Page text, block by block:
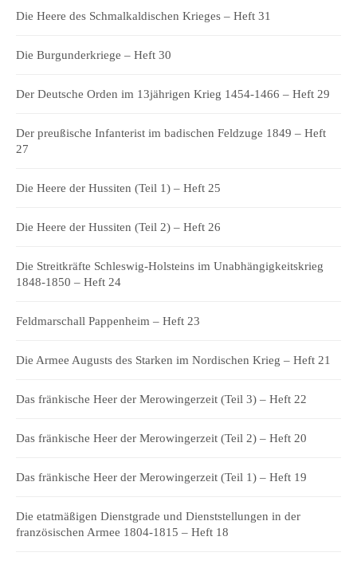
Die Heere des Schmalkaldischen Krieges – Heft 31
Die Burgunderkriege – Heft 30
Der Deutsche Orden im 13jährigen Krieg 1454-1466 – Heft 29
Der preußische Infanterist im badischen Feldzuge 1849 – Heft
27
Die Heere der Hussiten (Teil 1) – Heft 25
Die Heere der Hussiten (Teil 2) – Heft 26
Die Streitkräfte Schleswig-Holsteins im Unabhängigkeitskrieg
1848-1850 – Heft 24
Feldmarschall Pappenheim – Heft 23
Die Armee Augusts des Starken im Nordischen Krieg – Heft 21
Das fränkische Heer der Merowingerzeit (Teil 3) – Heft 22
Das fränkische Heer der Merowingerzeit (Teil 2) – Heft 20
Das fränkische Heer der Merowingerzeit (Teil 1) – Heft 19
Die etatmäßigen Dienstgrade und Dienststellungen in der
französischen Armee 1804-1815 – Heft 18